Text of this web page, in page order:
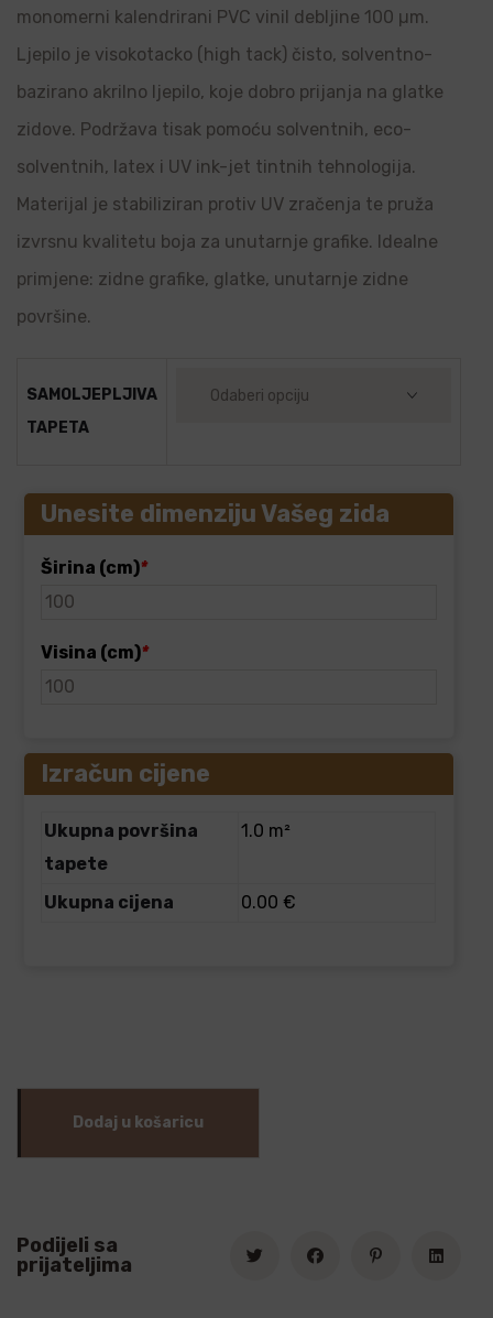
monomerni kalendrirani PVC vinil debljine 100 µm.
Ljepilo je visokotacko (high tack) čisto, solventno-
bazirano akrilno ljepilo, koje dobro prijanja na glatke
zidove. Podržava tisak pomoću solventnih, eco-
solventnih, latex i UV ink-jet tintnih tehnologija.
Materijal je stabiliziran protiv UV zračenja te pruža
izvrsnu kvalitetu boja za unutarnje grafike. Idealne
primjene: zidne grafike, glatke, unutarnje zidne
površine.
SAMOLJEPLJIVA
TAPETA
Unesite dimenziju Vašeg zida
Širina (cm)*
Visina (cm)*
Izračun cijene
Ukupna površina
tapete
1.0 m²
Ukupna cijena 0.00 €
Dodaj u košaricu
Podijeli sa
prijateljima